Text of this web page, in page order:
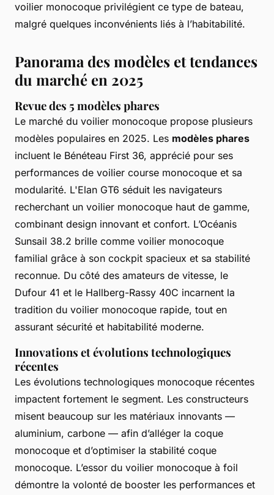
voilier monocoque privilégient ce type de bateau,
malgré quelques inconvénients liés à l’habitabilité.
Panorama des modèles et tendances
du marché en 2025
Revue des 5 modèles phares
Le marché du voilier monocoque propose plusieurs
modèles populaires en 2025. Les modèles phares
incluent le Bénéteau First 36, apprécié pour ses
performances de voilier course monocoque et sa
modularité. L'Elan GT6 séduit les navigateurs
recherchant un voilier monocoque haut de gamme,
combinant design innovant et confort. L’Océanis
Sunsail 38.2 brille comme voilier monocoque
familial grâce à son cockpit spacieux et sa stabilité
reconnue. Du côté des amateurs de vitesse, le
Dufour 41 et le Hallberg-Rassy 40C incarnent la
tradition du voilier monocoque rapide, tout en
assurant sécurité et habitabilité moderne.
Innovations et évolutions technologiques
récentes
Les évolutions technologiques monocoque récentes
impactent fortement le segment. Les constructeurs
misent beaucoup sur les matériaux innovants —
aluminium, carbone — afin d’alléger la coque
monocoque et d’optimiser la stabilité coque
monocoque. L’essor du voilier monocoque à foil
démontre la volonté de booster les performances et